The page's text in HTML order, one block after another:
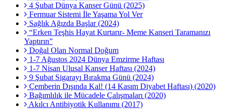
4 Şubat Dünya Kanser Günü (2025)
Fermuar Sistemi İle Yaşama Yol Ver
Sağlık Ağızda Başlar (2024)
“Erken Teşhis Hayat Kurtarır- Meme Kanseri Taramanızı
Yaptırın”
Doğal Olan Normal Doğum
1-7 Ağustos 2024 Dünya Emzirme Haftası
1-7 Nisan Ulusal Kanser Haftası (2024)
9 Şubat Sigarayı Bırakma Günü (2024)
Çemberin Dışında Kal! (14 Kasım Diyabet Haftası) (2020)
Bağımlılık ile Mücadele Çalışmaları (2020)
Akılcı Antibiyotik Kullanımı (2017)